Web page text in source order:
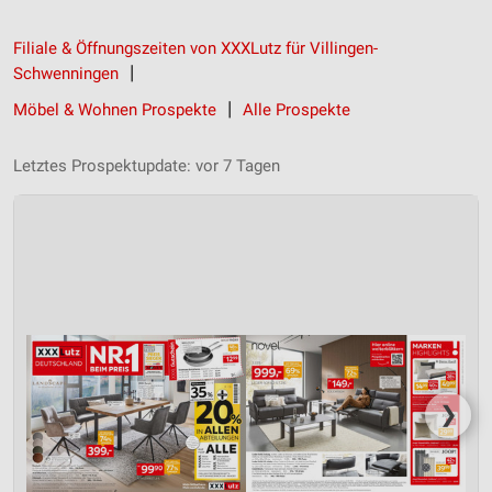
Filiale & Öffnungszeiten von XXXLutz für Villingen-
Schwenningen
Möbel & Wohnen Prospekte
Alle Prospekte
Letztes Prospektupdate: vor 7 Tagen
❯